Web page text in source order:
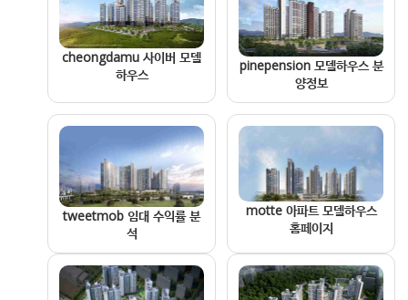
cheongdamu 사이버 모델
하우스
pinepension 모델하우스 분
양정보
tweetmob 임대 수익률 분
석
motte 아파트 모델하우스
홈페이지